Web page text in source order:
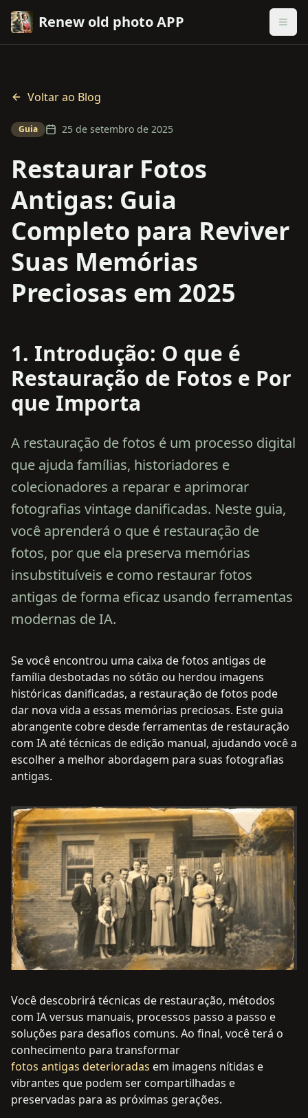
Renew old photo APP
Voltar ao Blog
Guia 25 de setembro de 2025
Restaurar Fotos
Antigas: Guia
Completo para Reviver
Suas Memórias
Preciosas em 2025
1. Introdução: O que é
Restauração de Fotos e Por
que Importa
A restauração de fotos é um processo digital
que ajuda famílias, historiadores e
colecionadores a reparar e aprimorar
fotografias vintage danificadas. Neste guia,
você aprenderá o que é restauração de
fotos, por que ela preserva memórias
insubstituíveis e como restaurar fotos
antigas de forma eficaz usando ferramentas
modernas de IA.
Se você encontrou uma caixa de fotos antigas de
família desbotadas no sótão ou herdou imagens
históricas danificadas, a restauração de fotos pode
dar nova vida a essas memórias preciosas. Este guia
abrangente cobre desde ferramentas de restauração
com IA até técnicas de edição manual, ajudando você a
escolher a melhor abordagem para suas fotografias
antigas.
Você descobrirá técnicas de restauração, métodos
com IA versus manuais, processos passo a passo e
soluções para desafios comuns. Ao final, você terá o
conhecimento para transformar
fotos antigas deterioradas em imagens nítidas e
vibrantes que podem ser compartilhadas e
preservadas para as próximas gerações.